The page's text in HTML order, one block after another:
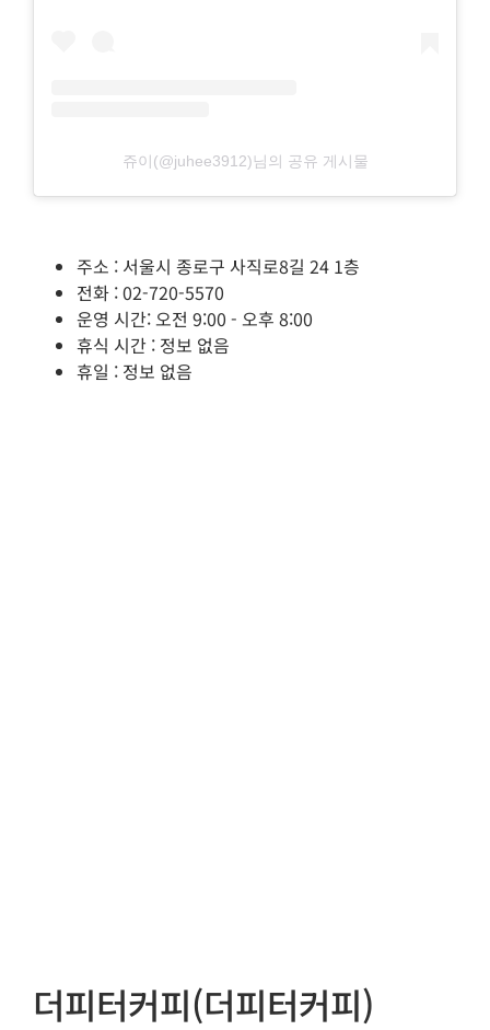
쥬이(@juhee3912)님의 공유 게시물
주소 : 서울시 종로구 사직로8길 24 1층
전화 : 02-720-5570
운영 시간: 오전 9:00 - 오후 8:00
휴식 시간 : 정보 없음
휴일 : 정보 없음
더피터커피(더피터커피)